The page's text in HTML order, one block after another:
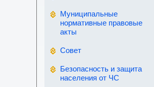
Муниципальные
нормативные правовые
акты
Совет
Безопасность и защита
населения от ЧС